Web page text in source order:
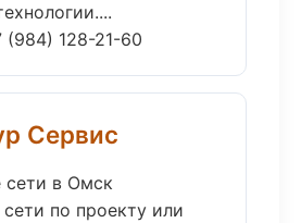
(984) 128-21-60
Сервис
в Омск
по проекту или